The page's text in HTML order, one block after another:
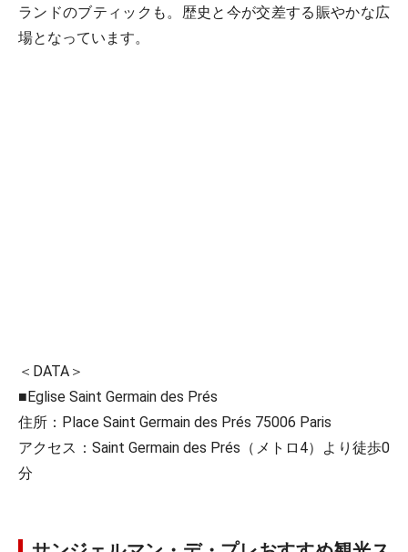
ランドのブティックも。歴史と今が交差する賑やかな広
場となっています。
＜DATA＞
■Eglise Saint Germain des Prés
住所：Place Saint Germain des Prés 75006 Paris
アクセス：Saint Germain des Prés（メトロ4）より徒歩0
分